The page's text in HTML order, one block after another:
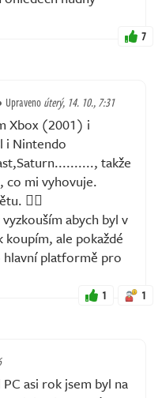
7
Upravenoúterý, 14. 10., 7:31
Xbox (2001) i
i Nintendo
takže
co mi vyhovuje.
👍🏻
abych byl v
koupím, ale pokaždé
hlavní platformě pro
1 1
asi rok jsem byl na